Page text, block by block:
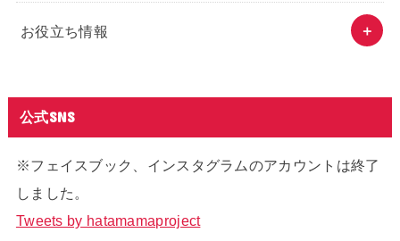
お役立ち情報
公式SNS
※フェイスブック、インスタグラムのアカウントは終了
しました。
Tweets by hatamamaproject